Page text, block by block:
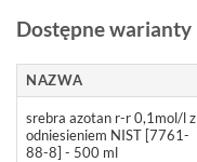
Dostępne warianty
NAZWA
srebra azotan r-r 0,1mol/l z
odniesieniem NIST [7761-
88-8] - 500 ml